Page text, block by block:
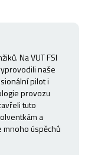
Na VUT FSI
naše
pilot i
provozu
tuto
a
mnoho úspěchů